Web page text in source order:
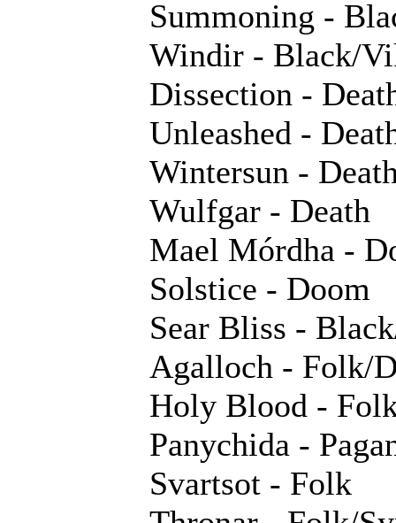
Summoning -
Windir - Black/
Dissection -
Unleashed -
Wintersun -
Wulfgar - Death
Mael Mórdha -
Solstice - Doom
Sear Bliss -
Agalloch - Folk/
Holy Blood -
Panychida -
Svartsot - Folk